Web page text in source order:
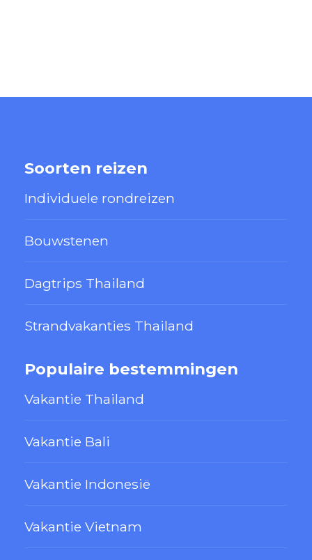
Soorten reizen
Individuele rondreizen
Bouwstenen
Dagtrips Thailand
Strandvakanties Thailand
Populaire bestemmingen
Vakantie Thailand
Vakantie Bali
Vakantie Indonesië
Vakantie Vietnam